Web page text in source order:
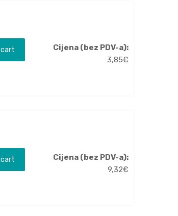
cart
Cijena (bez PDV-a):
3,85€
cart
Cijena (bez PDV-a):
9,32€